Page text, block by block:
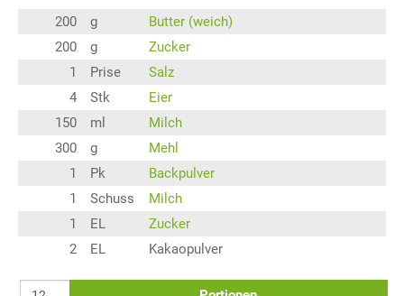
200 g
Butter (weich)
200
g
Zucker
1
Prise
Salz
4
Stk
Eier
150
ml
Milch
300
g
Mehl
1
Pk
Backpulver
1
Schuss
Milch
1
EL
Zucker
2
EL Kakaopulver